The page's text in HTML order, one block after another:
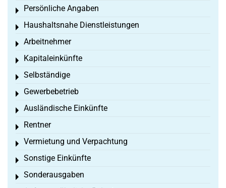
Persönliche Angaben
Toggle menu
Haushaltsnahe Dienstleistungen
Toggle menu
Arbeitnehmer
Toggle menu
Kapitaleinkünfte
Toggle menu
Selbständige
Toggle menu
Gewerbebetrieb
Toggle menu
Ausländische Einkünfte
Toggle menu
Rentner
Toggle menu
Vermietung und Verpachtung
Toggle menu
Sonstige Einkünfte
Toggle menu
Sonderausgaben
Toggle menu